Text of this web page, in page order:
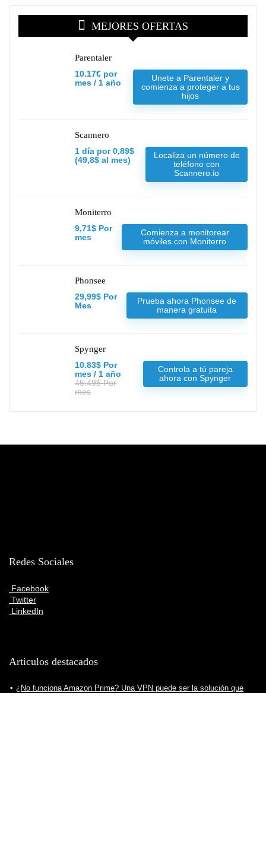
MEJORES OFERTAS
Parentaler
10.17€ por
mes / 1 año
Unete a Parentaler y
comienza a proteger a tus
hijos
Scannero
1 día por 0,89$
(49,8$ al mes)
Localiza un número de
teléfono con
Scannero.io
Moniterro
9,71$ Por
mes
Comienza a monitorear
móviles con Moniterro
Phonsee
29,99$ Por
Mes
Prueba ahora Phonsee de
manera gratuita
Spynger
10.83$ Por
mes / 1 año
45.49$ Por
mes
Controla a tú pareja
ahora con Spynger
Redes Sociales
Facebook
Twitter
LinkedIn
Articulos destacados
¿No funciona Amazon Prime? Una VPN puede ser la solución que